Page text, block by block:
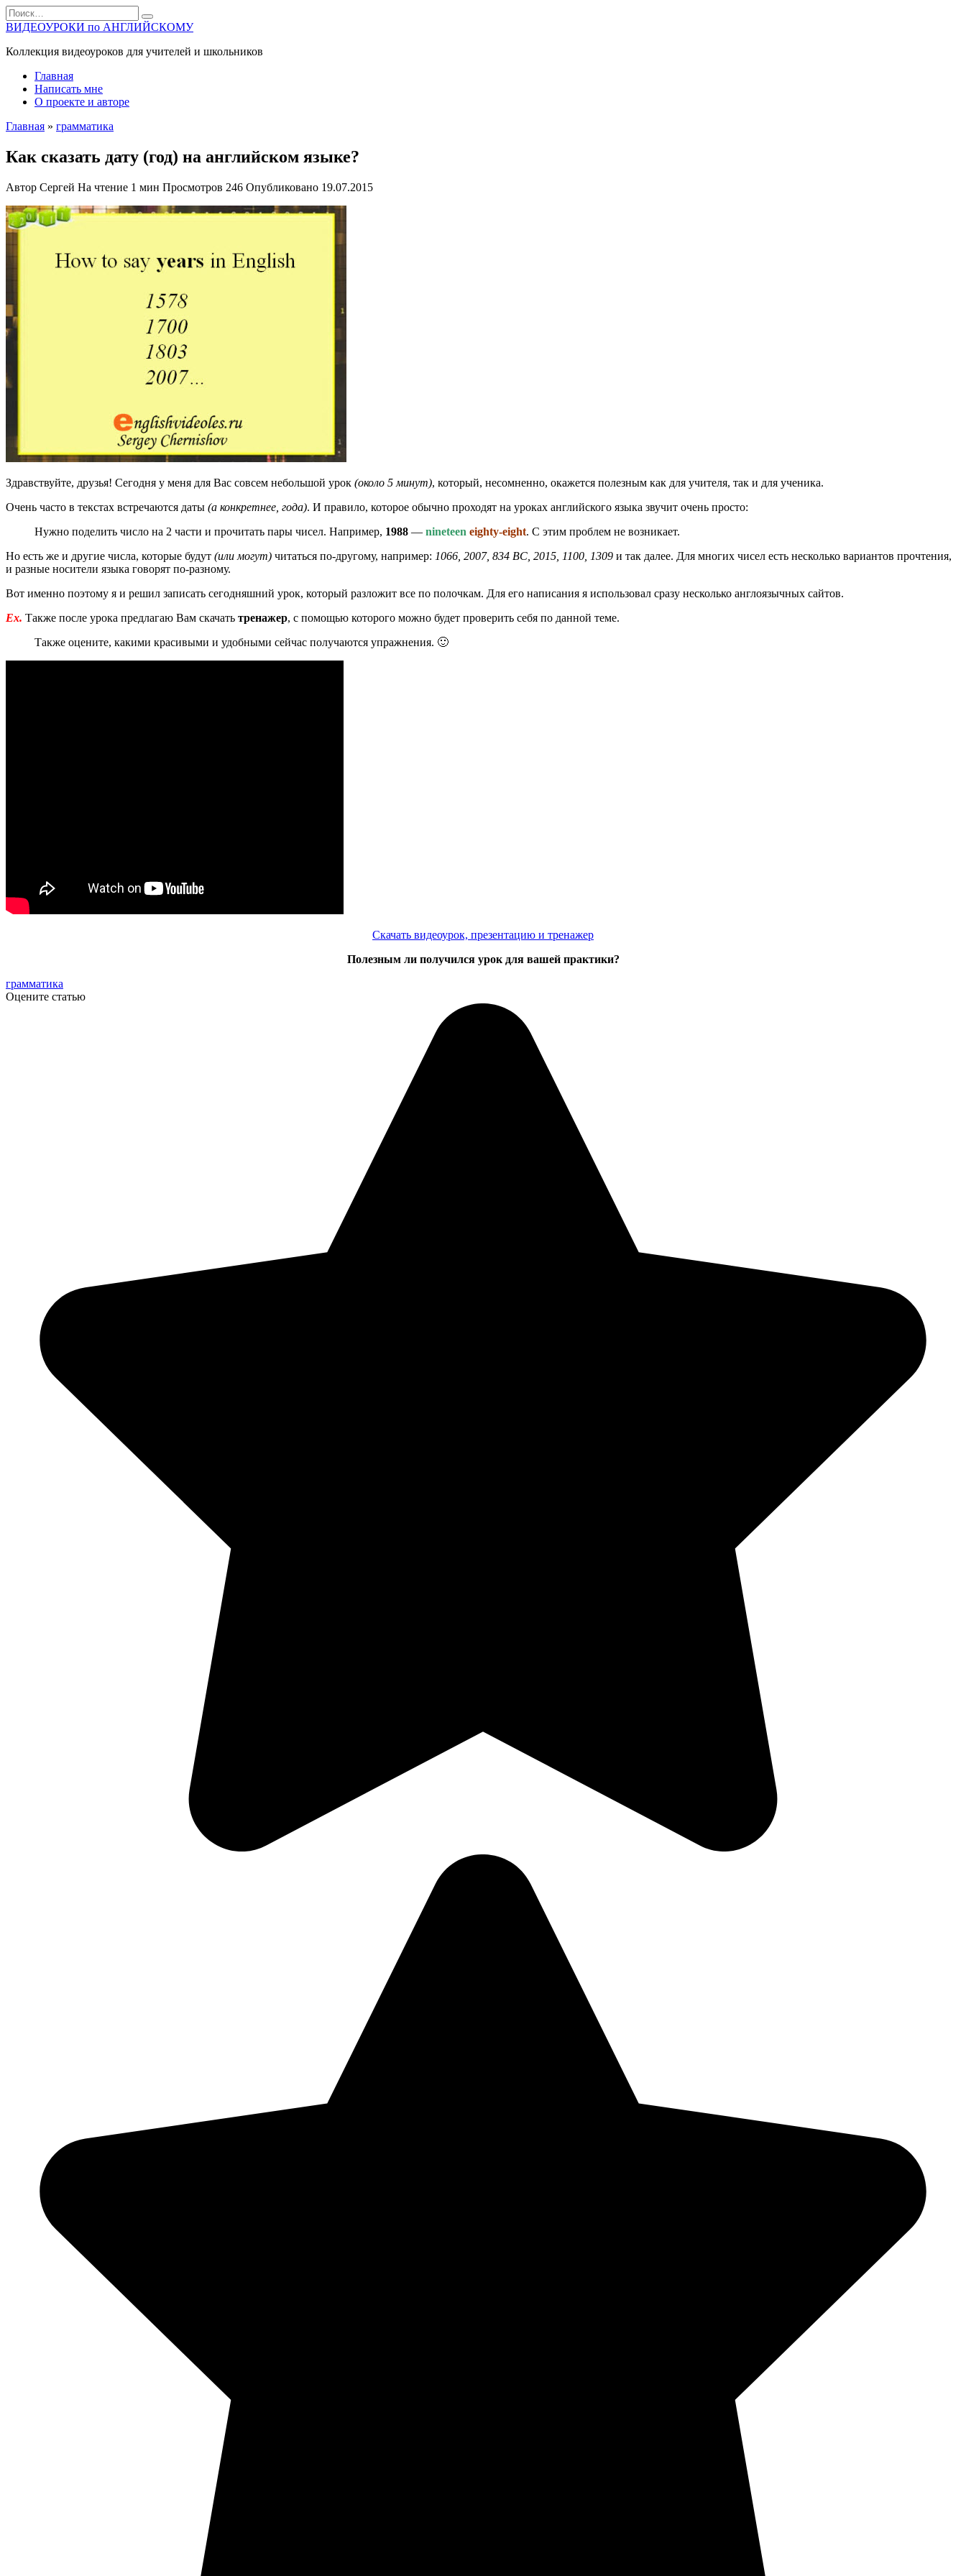
Перейти
к
содержанию
Search
for:
ВИДЕОУРОКИ по АНГЛИЙСКОМУ
Коллекция видеоуроков для учителей и школьников
Главная
Написать мне
О проекте и авторе
Главная » грамматика
Как сказать дату (год) на английском языке?
Автор Сергей На чтение 1 мин Просмотров 246 Опубликовано 19.07.2015
Здравствуйте, друзья! Сегодня у меня для Вас совсем небольшой урок (около 5 минут), который, несомненно, окажется полезным как для учителя, так и для ученика.
Очень часто в текстах встречаются даты (а конкретнее, года). И правило, которое обычно проходят на уроках английского языка звучит очень просто:
Нужно поделить число на 2 части и прочитать пары чисел. Например, 1988 — nineteen eighty-eight. С этим проблем не возникает.
Но есть же и другие числа, которые будут (или могут) читаться по-другому, например: 1066, 2007, 834 BC, 2015, 1100, 1309 и так далее. Для многих чисел есть несколько вариантов прочтения,
и разные носители языка говорят по-разному.
Вот именно поэтому я и решил записать сегодняшний урок, который разложит все по полочкам. Для его написания я использовал сразу несколько англоязычных сайтов.
Ex. Также после урока предлагаю Вам скачать тренажер, с помощью которого можно будет проверить себя по данной теме.
Также оцените, какими красивыми и удобными сейчас получаются упражнения. 🙂
Скачать видеоурок, презентацию и тренажер
Полезным ли получился урок для вашей практики?
грамматика
Оцените статью